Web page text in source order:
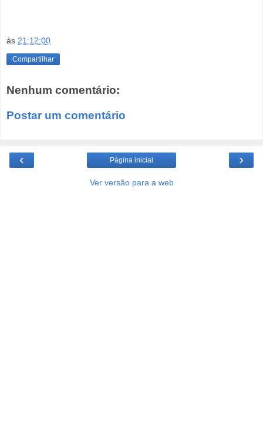
às 21:12:00
Compartilhar
Nenhum comentário:
Postar um comentário
‹ ›
Página inicial
Ver versão para a web